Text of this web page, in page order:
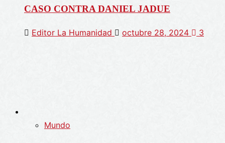
CASO CONTRA DANIEL JADUE
Editor La Humanidad octubre 28, 2024 3
Mundo